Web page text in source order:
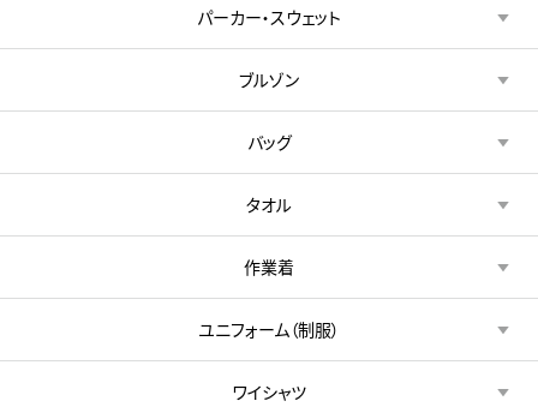
パーカー・スウェット
ブルゾン
バッグ
タオル
作業着
ユニフォーム（制服）
ワイシャツ